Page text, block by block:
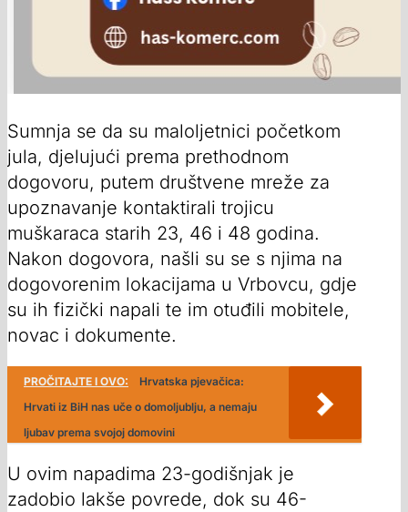
Sumnja se da su maloljetnici početkom
jula, djelujući prema prethodnom
dogovoru, putem društvene mreže za
upoznavanje kontaktirali trojicu
muškaraca starih 23, 46 i 48 godina.
Nakon dogovora, našli su se s njima na
dogovorenim lokacijama u Vrbovcu, gdje
su ih fizički napali te im otuđili mobitele,
novac i dokumente.
PROČITAJTE I OVO:
Hrvatska pjevačica:
Hrvati iz BiH nas uče o domoljublju, a nemaju
ljubav prema svojoj domovini
U ovim napadima 23-godišnjak je
zadobio lakše povrede, dok su 46-